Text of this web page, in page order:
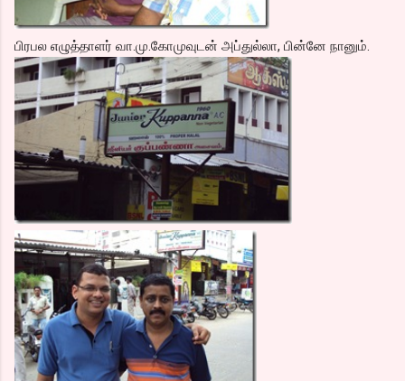
பிரபல எழுத்தாளர் வா.மு.கோமுவுடன் அப்துல்லா, பின்னே நானும்.